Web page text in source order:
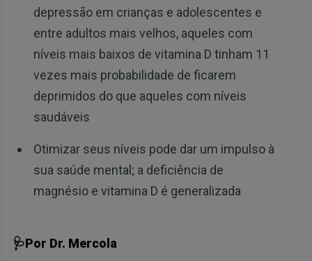
depressão em crianças e adolescentes e
entre adultos mais velhos, aqueles com
níveis mais baixos de vitamina D tinham 11
vezes mais probabilidade de ficarem
deprimidos do que aqueles com níveis
saudáveis
Otimizar seus níveis pode dar um impulso à
sua saúde mental; a deficiência de
magnésio e vitamina D é generalizada
🩺Por Dr. Mercola